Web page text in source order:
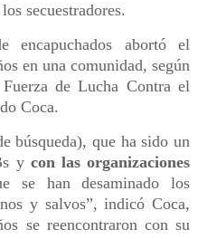
secuestradores.
encapuchados abortó el
en una comunidad, según
de Lucha Contra el
Coca.
búsqueda), que ha sido un
y con las organizaciones
se han desaminado los
y salvos”, indicó Coca,
se reencontraron con su